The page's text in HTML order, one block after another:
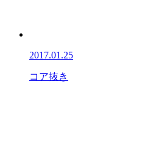
2017.01.25
コア抜き